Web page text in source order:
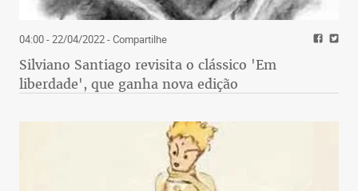
04:00 - 22/04/2022- Compartilhe
Silviano Santiago revisita o clássico 'Em
liberdade', que ganha nova edição